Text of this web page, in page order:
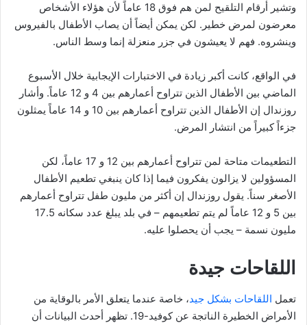
وتشير أرقام التلقيح لمن هم فوق 18 عاماً لأن هؤلاء الأشخاص
معرضون لمرض خطير. لكن يمكن أيضاً أن يصاب الأطفال بالفيروس
وينشروه. فهم لا يعيشون في جزر منعزلة إنما وسط الناس.
في الواقع، كانت أكبر زيادة في الاختبارات الإيجابية خلال الأسبوع
الماضي بين الأطفال الذين تتراوح أعمارهم بين 4 و 12 عاماً. وأشار
روزندال إن الأطفال الذين تتراوح أعمارهم بين 10 و 14 عاماً يمثلون
جزءاً كبيراً من انتشار المرض.
التطعيمات متاحة لمن تتراوح أعمارهم بين 12 و 17 عاماً، لكن
المسؤولين لا يزالون يفكرون فيما إذا كان ينبغي تطعيم الأطفال
الأصغر سناً. يقول روزندال إن أكثر من مليون طفل تتراوح أعمارهم
بين 5 و 12 عاماً لم يتم تطعيمهم – في بلد يبلغ عدد سكانه 17.5
مليون نسمة – يجب أن يحصلوا عليه.
اللقاحات جيدة
تعمل اللقاحات بشكل جيد، خاصة عندما يتعلق الأمر بالوقاية من
الأمراض الخطيرة الناتجة عن كوفيد-19. تظهر أحدث البيانات أن